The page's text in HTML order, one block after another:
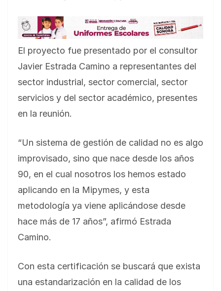
El proyecto fue presentado por el consultor
Javier Estrada Camino a representantes del
sector industrial, sector comercial, sector
servicios y del sector académico, presentes
en la reunión.
“Un sistema de gestión de calidad no es algo
improvisado, sino que nace desde los años
90, en el cual nosotros los hemos estado
aplicando en la Mipymes, y esta
metodología ya viene aplicándose desde
hace más de 17 años”, afirmó Estrada
Camino.
Con esta certificación se buscará que exista
una estandarización en la calidad de los